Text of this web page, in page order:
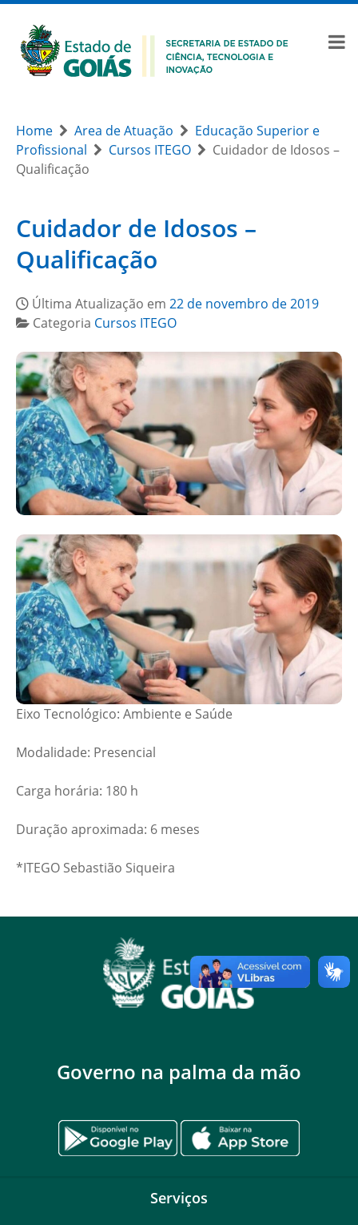
Home Area de Atuação
Educação Superior e
Profissional
Cursos ITEGO
Cuidador de Idosos –
Qualificação
Cuidador de Idosos –
Qualificação
Última Atualização em 22 de novembro de 2019
Categoria Cursos ITEGO
Eixo Tecnológico: Ambiente e Saúde
Modalidade: Presencial
Carga horária: 180 h
Duração aproximada: 6 meses
*ITEGO Sebastião Siqueira
Governo na palma da mão
Serviços